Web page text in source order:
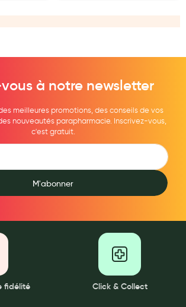
à notre newsletter
meilleures promotions, des conseils de vos
nouveautés parapharmacie. Inscrivez-vous,
c'est gratuit.
M'abonner
fidélité Click & Collect